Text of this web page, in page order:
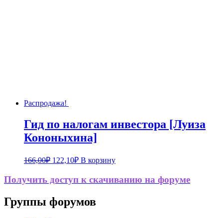
Распродажа!
Гид по налогам инвестора [Луиза
Кононыхина]
166,00₽ Первоначальная
166,00₽.
122,10₽Текущая
цена:
122,10₽.
В корзину
Получить доступ к скачиванию на форуме
Группы форумов